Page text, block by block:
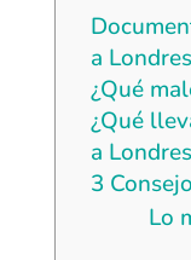
a Londres
¿Qué
¿Qué
a
3
Lo